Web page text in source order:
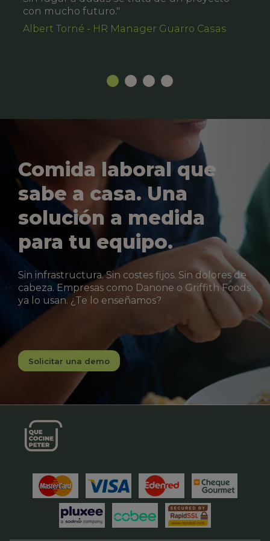
con mucho futuro."
Albert Torné - HR Manager Guarro Casas
Comida laboral que
sabe a casa. Una
solución a medida
para tu equipo.
Sin infrastructura. Sin costes fijos. Sin dolores de
cabeza. Empresas como Danone o Griffith Foods
ya lo usan. ¿Te lo enseñamos?
Solicitar una demo